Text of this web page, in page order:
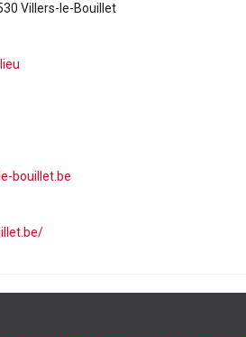
Villers-le-Bouillet
bouillet.be